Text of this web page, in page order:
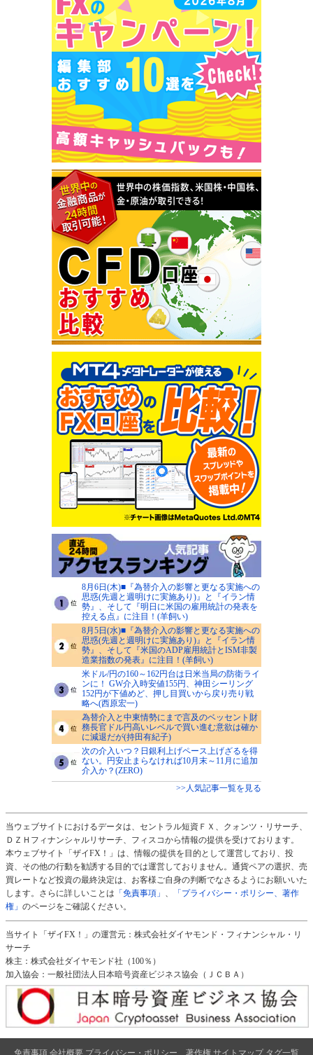
8月6日(木)■『為替介入の影響と更なる実施への
思惑(先週と週明けに実施あり)』と『イラン情
勢』、そして『明日に米国の雇用統計の発表を
控える点』に注目！(羊飼い)
8月5日(水)■『為替介入の影響と更なる実施への
思惑(先週と週明けに実施あり)』と『イラン情
勢』、そして『米国のADP雇用統計とISM非製
造業指数の発表』に注目！(羊飼い)
米ドル/円の160～162円台は日米当局の防衛ライ
ンに！ GW介入時安値155円、神田シーリング
152円が下値めど、押し目買いから戻り売り戦
略へ(西原宏一)
為替介入と中東情勢にまで言及のベッセント財
務長官ドル円高いレベルで買い進む意欲は確か
に減退だが(持田有紀子)
次の介入いつ？日銀利上げペース上げざるを得
ない。円安止まらなければ10月末～11月に追加
介入か？(ZERO)
>>人気記事一覧を見る
当ウェブサイトにおけるデータは、セントラル短資ＦＸ、クォンツ・リサーチ、
ＤＺＨフィナンシャルリサーチ、フィスコから情報の提供を受けております。
本ウェブサイト「ザイFX！」は、情報の提供を目的として運営しており、投
資、その他の行動を勧誘する目的では運営しておりません。通貨ペアの選択、売
買レートなど投資の最終決定は、お客様ご自身の判断でなさるようにお願いいた
します。さらに詳しいことは 「免責事項」 、
「プライバシー・ポリシー、著作
権」 のページをご確認ください。
当サイト「ザイFX！」の運営元：株式会社ダイヤモンド・フィナンシャル・リ
サーチ
株主：株式会社ダイヤモンド社（100％）
加入協会：一般社団法人日本暗号資産ビジネス協会（ＪＣＢＡ）